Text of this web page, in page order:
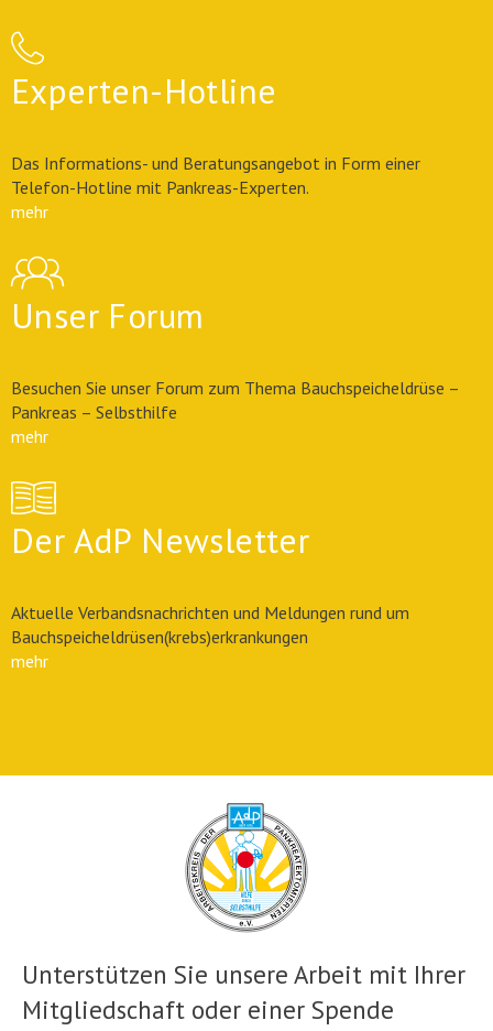
Experten-Hotline
Das Informations- und Beratungsangebot in Form einer
Telefon-Hotline mit Pankreas-Experten.
mehr
Unser Forum
Besuchen Sie unser Forum zum Thema Bauchspeicheldrüse –
Pankreas – Selbsthilfe
mehr
Der AdP Newsletter
Aktuelle Verbandsnachrichten und Meldungen rund um
Bauchspeicheldrüsen(krebs)erkrankungen
mehr
Unterstützen Sie unsere Arbeit mit Ihrer
Mitgliedschaft oder einer Spende